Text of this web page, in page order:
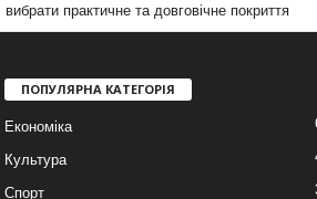
вибрати практичне та довговічне покриття
ПОПУЛЯРНА КАТЕГОРІЯ
Економіка
Культура
Спорт